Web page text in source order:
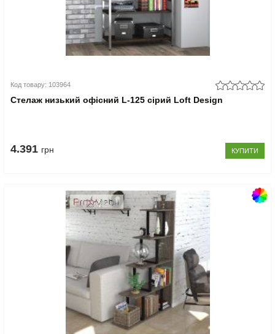
Код товару: 103964
Стелаж низький офісний L-125 сірий Loft Design
4.391 грн КУПИТИ